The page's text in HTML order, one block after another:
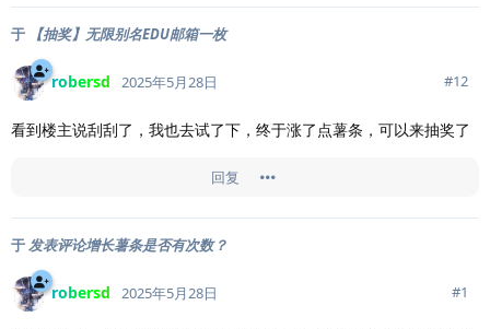
于 【抽奖】无限别名EDU邮箱一枚
robersd 2025年5月28日 #12
看到楼主说刮刮了，我也去试了下，终于涨了点薯条，可以来抽奖了
回复
于发表评论增长薯条是否有次数？
robersd 2025年5月28日 #1